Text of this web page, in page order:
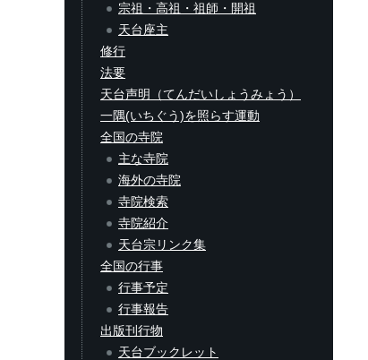
宗祖・高祖・祖師・開祖
天台座主
修行
法要
天台声明（てんだいしょうみょう）
一隅(いちぐう)を照らす運動
全国の寺院
主な寺院
海外の寺院
寺院検索
寺院紹介
天台宗リンク集
全国の行事
行事予定
行事報告
出版刊行物
天台ブックレット